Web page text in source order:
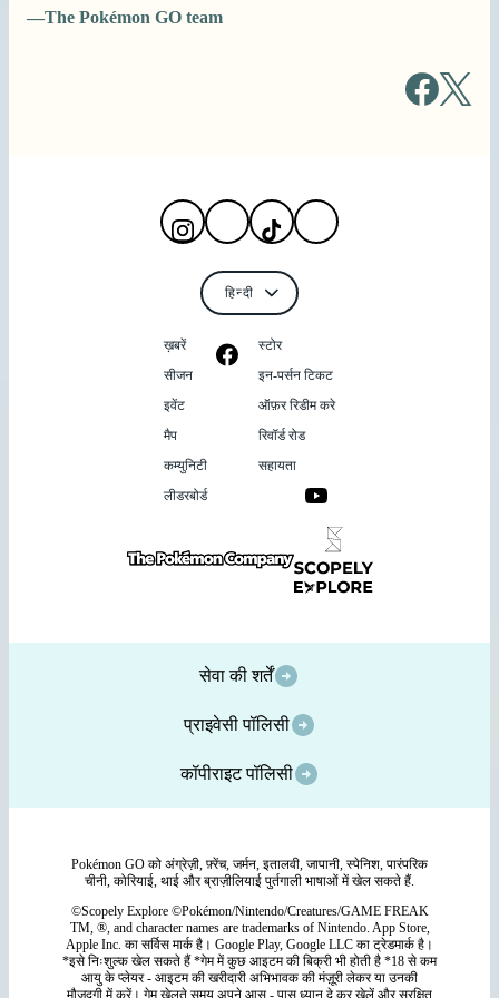
—The Pokémon GO team
ख़बरें
सीजन
इवेंट
मैप
कम्युनिटी
लीडरबोर्ड
स्टोर
इन-पर्सन टिकट
ऑफ़र रिडीम करे
रिवॉर्ड रोड
सहायता
सेवा की शर्तें
प्राइवेसी पॉलिसी
कॉपीराइट पॉलिसी
Pokémon GO को अंग्रेज़ी, फ़्रेंच, जर्मन, इतालवी, जापानी, स्पेनिश, पारंपरिक
चीनी, कोरियाई, थाई और ब्राज़ीलियाई पुर्तगाली भाषाओं में खेल सकते हैं.
©Scopely Explore ©Pokémon/Nintendo/Creatures/GAME FREAK
TM, ®, and character names are trademarks of Nintendo. App Store,
Apple Inc. का सर्विस मार्क है। Google Play, Google LLC का ट्रेडमार्क है।
*इसे निःशुल्क खेल सकते हैं *गेम में कुछ आइटम की बिक्री भी होती है *18 से कम
आयु के प्लेयर - आइटम की खरीदारी अभिभावक की मंज़ूरी लेकर या उनकी
मौजूदगी में करें। गेम खेलते समय अपने आस - पास ध्यान दे कर खेलें और सुरक्षित